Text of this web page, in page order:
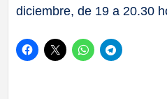
diciembre, de 19 a 20.30